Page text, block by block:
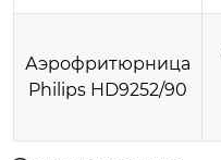
Аэрофритюрница
Philips HD9252/90